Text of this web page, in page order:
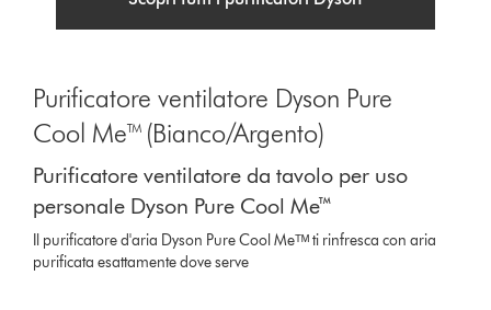
Purificatore ventilatore Dyson Pure
Cool Me™ (Bianco/Argento)
Purificatore ventilatore da tavolo per uso
personale Dyson Pure Cool Me™
Il purificatore d'aria Dyson Pure Cool Meᵀᴹ ti rinfresca con aria
purificata esattamente dove serve